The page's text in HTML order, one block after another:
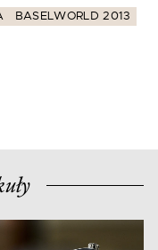
BASELWORLD 2013